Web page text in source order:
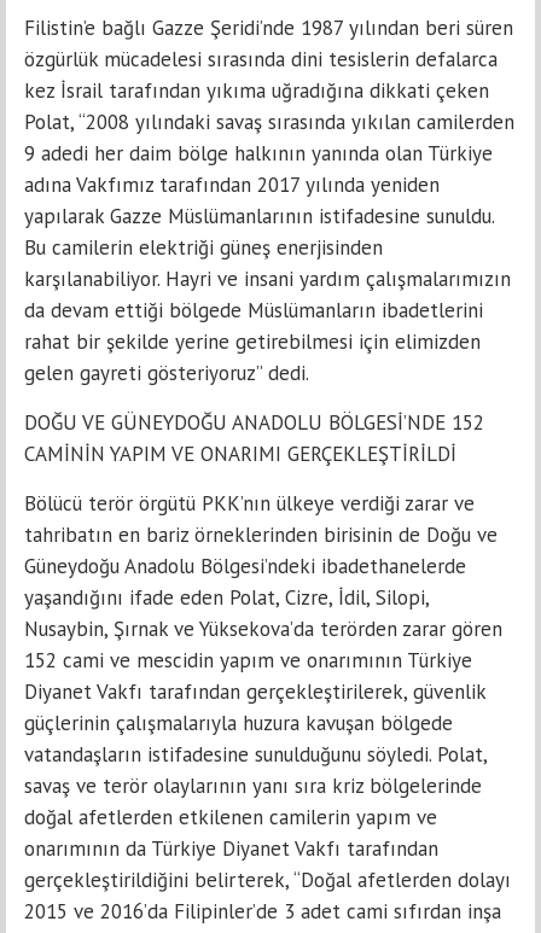
Filistin’e bağlı Gazze Şeridi’nde 1987 yılından beri süren
özgürlük mücadelesi sırasında dini tesislerin defalarca
kez İsrail tarafından yıkıma uğradığına dikkati çeken
Polat, “2008 yılındaki savaş sırasında yıkılan camilerden
9 adedi her daim bölge halkının yanında olan Türkiye
adına Vakfımız tarafından 2017 yılında yeniden
yapılarak Gazze Müslümanlarının istifadesine sunuldu.
Bu camilerin elektriği güneş enerjisinden
karşılanabiliyor. Hayri ve insani yardım çalışmalarımızın
da devam ettiği bölgede Müslümanların ibadetlerini
rahat bir şekilde yerine getirebilmesi için elimizden
gelen gayreti gösteriyoruz” dedi.
DOĞU VE GÜNEYDOĞU ANADOLU BÖLGESİ’NDE 152
CAMİNİN YAPIM VE ONARIMI GERÇEKLEŞTİRİLDİ
Bölücü terör örgütü PKK’nın ülkeye verdiği zarar ve
tahribatın en bariz örneklerinden birisinin de Doğu ve
Güneydoğu Anadolu Bölgesi’ndeki ibadethanelerde
yaşandığını ifade eden Polat, Cizre, İdil, Silopi,
Nusaybin, Şırnak ve Yüksekova’da terörden zarar gören
152 cami ve mescidin yapım ve onarımının Türkiye
Diyanet Vakfı tarafından gerçekleştirilerek, güvenlik
güçlerinin çalışmalarıyla huzura kavuşan bölgede
vatandaşların istifadesine sunulduğunu söyledi. Polat,
savaş ve terör olaylarının yanı sıra kriz bölgelerinde
doğal afetlerden etkilenen camilerin yapım ve
onarımının da Türkiye Diyanet Vakfı tarafından
gerçekleştirildiğini belirterek, “Doğal afetlerden dolayı
2015 ve 2016’da Filipinler’de 3 adet cami sıfırdan inşa